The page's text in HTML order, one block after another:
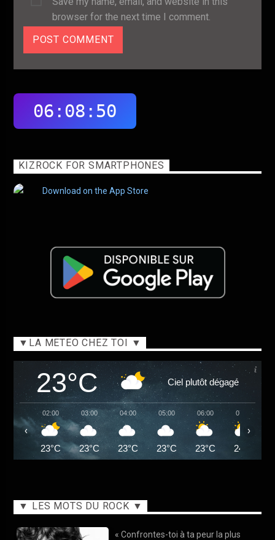
browser for the next time I comment.
KIZROCK FOR SMARTPHONES
▼LA METEO CHEZ TOI ▼
23°C Ciel plutôt dégagé
02:00
23°C
03:00
23°C
04:00
23°C
05:00
23°C
06:00
23°C
07:00
24°C
‹ ›
▼ LES MOTS DU ROCK ▼
« Confrontes-toi à ta peur la plus